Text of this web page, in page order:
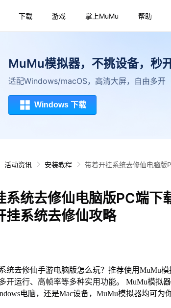
下载 游戏 掌上MuMu 帮助
MuMu模拟器，不挑设备，秒开
适配Windows/macOS，高清大屏，自由多开
Windows 下载
活动资讯 安装教程 带着开挂系统去修仙电脑版
系统去修仙电脑版PC端下
挂系统去修仙攻略
统去修仙手游电脑版怎么玩？推荐使用MuMu
开运行、高帧率等多种实用功能。 MuMu模拟
电脑，还是Mac设备，MuMu模拟器均可为